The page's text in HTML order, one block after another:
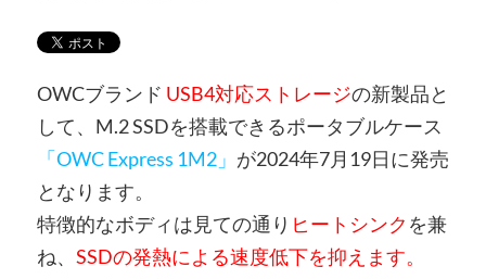
OWCブランド USB4対応ストレージの新製品と
して、M.2 SSDを搭載できるポータブルケース
「OWC Express 1M2」 が2024年7月19日に発売
となります。
特徴的なボディは見ての通り ヒートシンク を兼
ね、 SSDの発熱による速度低下を抑えます。